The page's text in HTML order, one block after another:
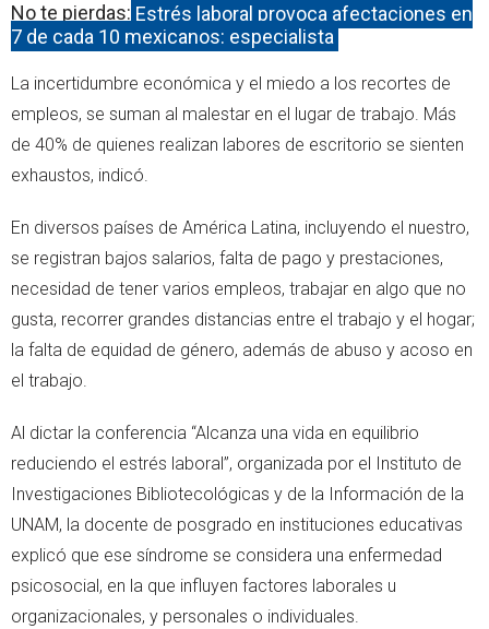
No te pierdas: Estrés laboral provoca afectaciones en
7 de cada 10 mexicanos: especialista
La incertidumbre económica y el miedo a los recortes de
empleos, se suman al malestar en el lugar de trabajo. Más
de 40% de quienes realizan labores de escritorio se sienten
exhaustos, indicó.
En diversos países de América Latina, incluyendo el nuestro,
se registran bajos salarios, falta de pago y prestaciones,
necesidad de tener varios empleos, trabajar en algo que no
gusta, recorrer grandes distancias entre el trabajo y el hogar;
la falta de equidad de género, además de abuso y acoso en
el trabajo.
Al dictar la conferencia “Alcanza una vida en equilibrio
reduciendo el estrés laboral”, organizada por el Instituto de
Investigaciones Bibliotecológicas y de la Información de la
UNAM, la docente de posgrado en instituciones educativas
explicó que ese síndrome se considera una enfermedad
psicosocial, en la que influyen factores laborales u
organizacionales, y personales o individuales.